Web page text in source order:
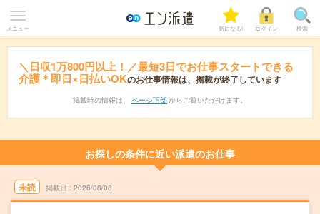
メニュー 気になる! ログイン 検索
＼日収1万800円以上！／最短3日でお仕事スタートできる
介護＊即日×日払いOKのお仕事情報は、掲載が終了しています
掲載時の情報は、 ページ下部 からご覧いただけます。
お探しの条件に近い派遣のお仕事
未読 掲載日 2026/08/08